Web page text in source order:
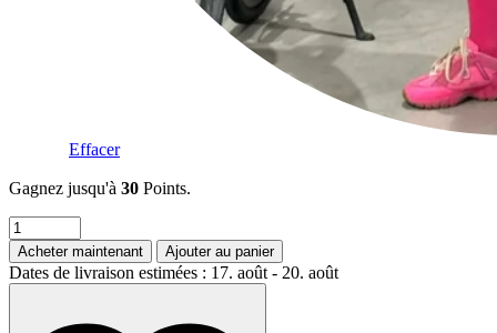
Effacer
Gagnez jusqu'à 30 Points.
quantité
de
Pantalon
de
Acheter maintenant Ajouter au panier
Dates de livraison estimées : 17. août - 20. août